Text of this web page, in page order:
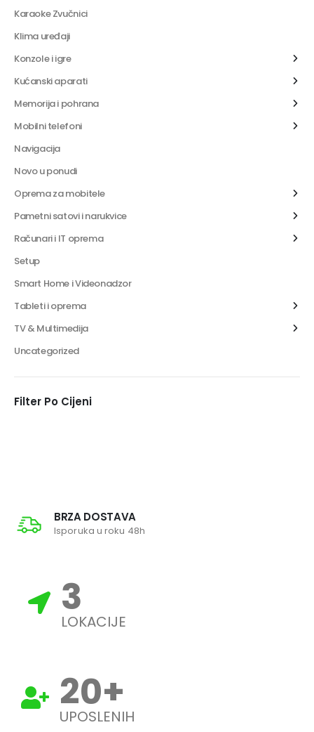
Karaoke Zvučnici
Klima uređaji
Konzole i igre
Kućanski aparati
Memorija i pohrana
Mobilni telefoni
Navigacija
Novo u ponudi
Oprema za mobitele
Pametni satovi i narukvice
Računari i IT oprema
Setup
Smart Home i Videonadzor
Tableti i oprema
TV & Multimedija
Uncategorized
Filter Po Cijeni
BRZA DOSTAVA
Isporuka u roku 48h
3
LOKACIJE
20+
UPOSLENIH